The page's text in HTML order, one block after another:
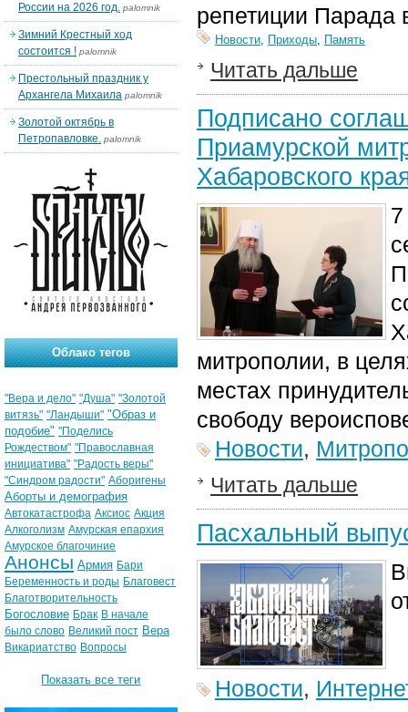
репетиции Парада
Новости, Приходы, Память
Читать дальше
Подписано
Приамурской
Хабаровского
митрополии, в
местах
свободу
Новости,
Читать дальше
Пасхальный
Новости,
России на 2026 год. palomnik
Зимний Крестный ход
состоится ! palomnik
Престольный праздник у
Архангела Михаила palomnik
Золотой октябрь в
Петропавловке. palomnik
Облако тегов
"Вера и дело" "Душа" "Золотой
витязь" "Ландыши" "Образ и
подобие" "Поделись
Рождеством" "Православная
инициатива" "Радость веры"
"Синдром радости" Аборигены
Аборты и демография
Автокатастрофа Аксиос Акция
Алкоголизм Амурская епархия
Амурское благочиние
Анонсы Армия Бари
Беременность и роды Благовест
Благотворительность
Богословие Брак В начале
было слово Великий пост Вера
Викариатство Вопросы
Показать все теги